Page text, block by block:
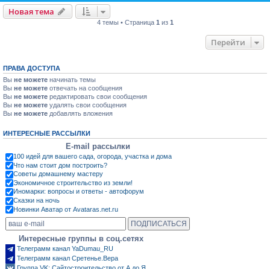
Новая тема
4 темы • Страница 1 из 1
Перейти
ПРАВА ДОСТУПА
Вы не можете начинать темы
Вы не можете отвечать на сообщения
Вы не можете редактировать свои сообщения
Вы не можете удалять свои сообщения
Вы не можете добавлять вложения
ИНТЕРЕСНЫЕ РАССЫЛКИ
E-mail рассылки
100 идей для вашего сада, огорода, участка и дома
Что нам стоит дом построить?
Советы домашнему мастеру
Экономичное строительство из земли!
Иномарки: вопросы и ответы - автофорум
Сказки на ночь
Новинки Аватар от Avataras.net.ru
Интересные группы в соц.сетях
Телеграмм канал YaDumau_RU
Телеграмм канал Сретенье.Вера